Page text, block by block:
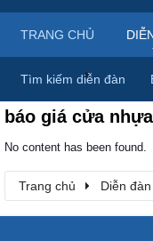
Trang chủ Diễn đàn
báo giá cửa
No content has been found.
Trang chủ Diễn đàn
TRANG CHỦ
Tìm kiếm diễn đàn